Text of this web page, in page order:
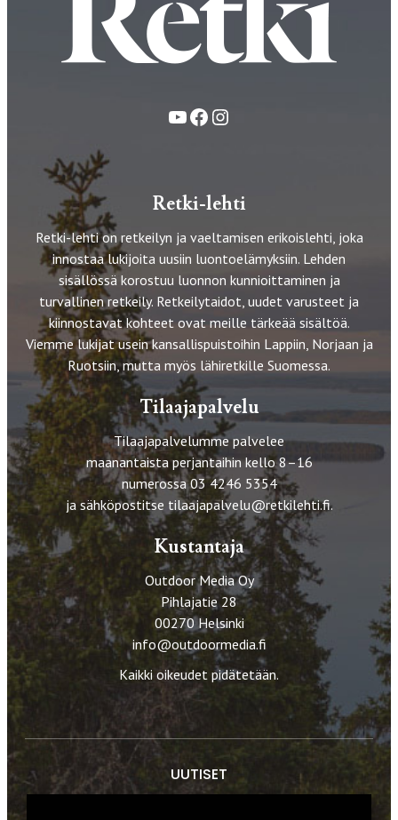
YouTube
FacebookInstagram
Retki-lehti
Retki-lehti on retkeilyn ja vaeltamisen erikoislehti, joka
innostaa lukijoita uusiin luontoelämyksiin. Lehden
sisällössä korostuu luonnon kunnioittaminen ja
turvallinen retkeily. Retkeilytaidot, uudet varusteet ja
kiinnostavat kohteet ovat meille tärkeää sisältöä.
Viemme lukijat usein kansallispuistoihin Lappiin, Norjaan ja
Ruotsiin, mutta myös lähiretkille Suomessa.
Tilaajapalvelu
Tilaajapalvelumme palvelee
maanantaista perjantaihin kello 8–16
numerossa 03 4246 5354
ja sähköpostitse tilaajapalvelu@retkilehti.fi.
Kustantaja
Outdoor Media Oy
Pihlajatie 28
00270 Helsinki
info@outdoormedia.fi
Kaikki oikeudet pidätetään.
UUTISET